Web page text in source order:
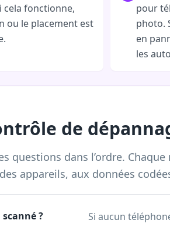
cela fonctionne,
ou le placement est
pour
photo.
en
les
de
questions dans l’ordre.
appareils, aux données
scanné ?
Si aucun